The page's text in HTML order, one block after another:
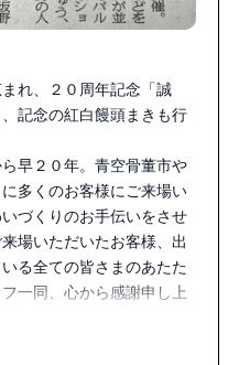
れ、２０周年記念「誠
記念の紅白饅頭まきも行
早２０年。青空骨董市や
多くのお客様にご来場い
づくりのお手伝いをさせ
場いただいたお客様、出
る全ての皆さまのあたた
一同、心から感謝申し上
敵な骨董や美味しい地場